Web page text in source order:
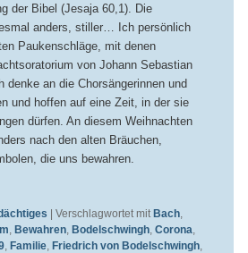
der Bibel (Jesaja 60,1). Die
anders, stiller… Ich persönlich
Paukenschläge, mit denen
von Johann Sebastian
denke an die Chorsängerinnen und
und hoffen auf eine Zeit, in der sie
dürfen. An diesem Weihnachten
nach den alten Bräuchen,
die uns bewahren.
| Verschlagwortet mit Bach,
Bewahren, Bodelschwingh, Corona
, Familie, Friedrich von Bodelschwingh,